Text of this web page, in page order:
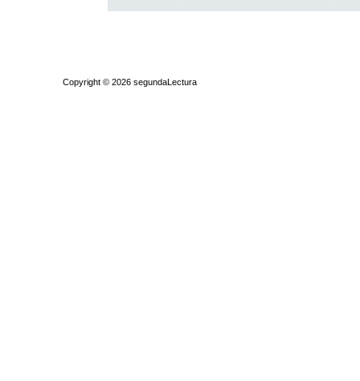
Copyright © 2026 segundaLectura